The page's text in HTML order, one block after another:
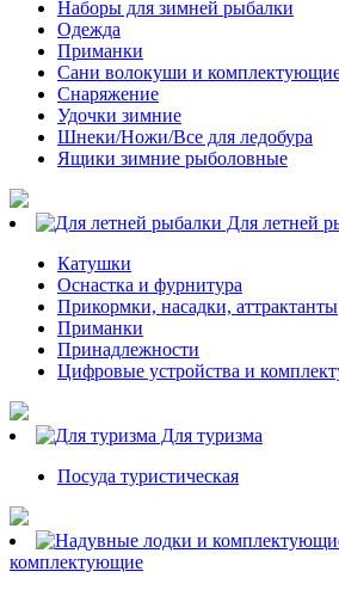
Наборы для зимней рыбалки
Одежда
Приманки
Сани волокуши и
Снаряжение
Удочки зимние
Шнеки/Ножи/Все для ледобура
Ящики зимние рыболовные
Для летней
Катушки
Оснастка и фурнитура
Прикормки, насадки, аттрактанты
Приманки
Принадлежности
Цифровые устройства и
Для туризма
Посуда туристическая
комплектующие